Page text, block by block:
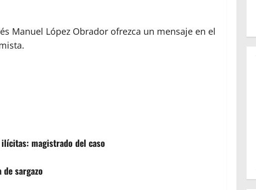
Manuel López Obrador ofrezca un mensaje en el
magistrado del caso
sargazo